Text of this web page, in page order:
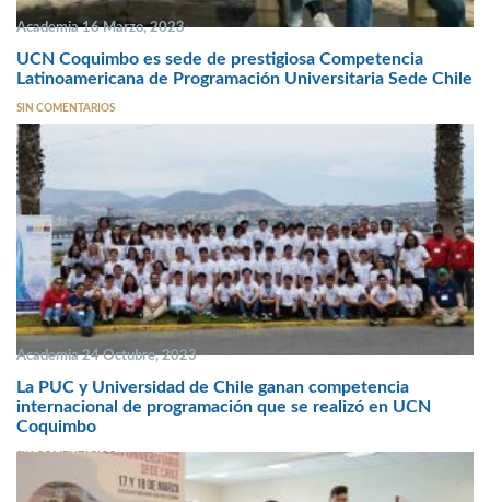
Academia 16 Marzo, 2023
UCN Coquimbo es sede de prestigiosa Competencia
Latinoamericana de Programación Universitaria Sede Chile
SIN COMENTARIOS
Academia 24 Octubre, 2023
La PUC y Universidad de Chile ganan competencia
internacional de programación que se realizó en UCN
Coquimbo
SIN COMENTARIOS